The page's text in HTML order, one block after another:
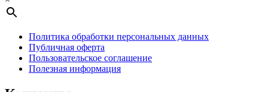
Политика обработки персональных данных
Публичная оферта
Пользовательское соглашение
Полезная информация